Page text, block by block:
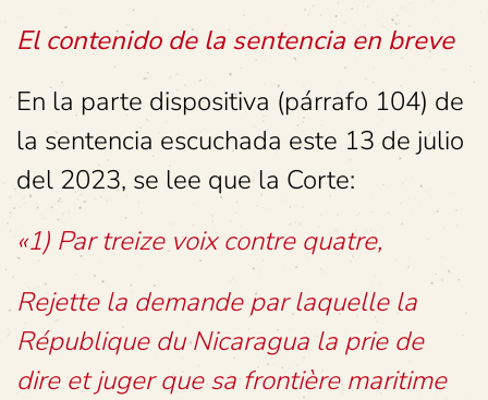
El contenido de la sentencia en breve
En la parte dispositiva (párrafo 104) de
la sentencia escuchada este 13 de julio
del 2023, se lee que la Corte:
«1) Par treize voix contre quatre,
Rejette la demande par laquelle la
République du Nicaragua la prie de
dire et juger que sa frontière maritime